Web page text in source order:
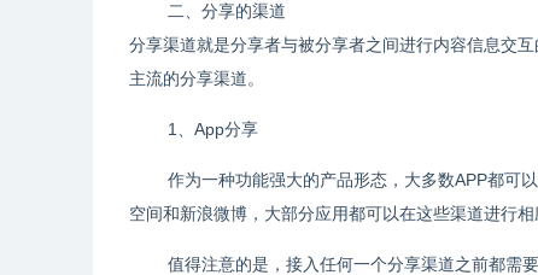
二、分享的渠道
分享渠道就是分享者与被分享者之间进行内容信息交
主流的分享渠道。
1、App分享
作为一种功能强大的产品形态，大多数APP都可
空间和新浪微博，大部分应用都可以在这些渠道进行
值得注意的是，接入任何一个分享渠道之前都需